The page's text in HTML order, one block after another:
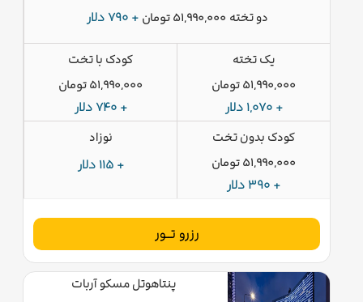
دو تخته 51,990,000 تومان + 790 دلار
یک تخته
51,990,000 تومان
+ 1,070 دلار
کودک با تخت
51,990,000 تومان
+ 740 دلار
کودک بدون تخت
51,990,000 تومان
+ 390 دلار
نوزاد
+ 115 دلار
رزرو تــور
پنتاهوتل مسکو آربات